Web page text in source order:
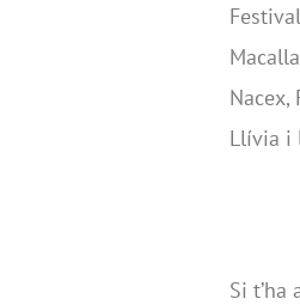
Nacex,
Llívia i
Si